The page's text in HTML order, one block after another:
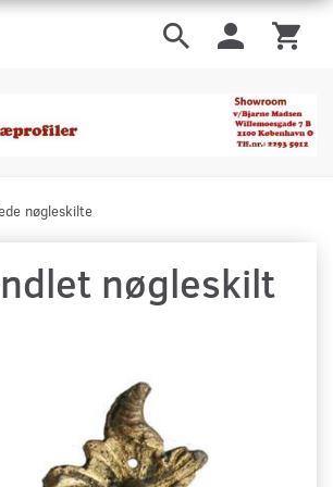
nøgleskilte
nøgleskilt